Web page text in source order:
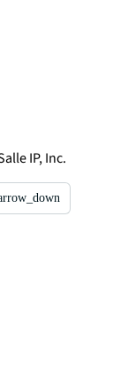
IP, Inc.